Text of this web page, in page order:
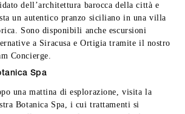
dell’architettura barocca della città e
un autentico pranzo siciliano in una villa
Sono disponibili anche escursioni
a Siracusa e Ortigia tramite il nostro
Concierge.
Spa
una mattina di esplorazione, visita la
Botanica Spa, i cui trattamenti si